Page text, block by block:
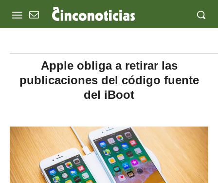
Apple obliga a retirar las
publicaciones del código fuente
del iBoot